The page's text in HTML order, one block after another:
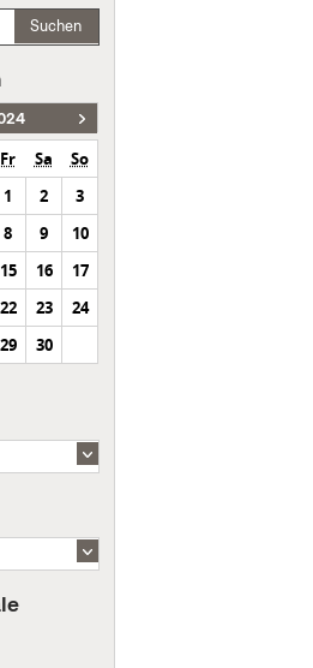
Suchen
Fr Sa
So
1
2
3
8 9
10
15 16
17
22 23
24
29 30